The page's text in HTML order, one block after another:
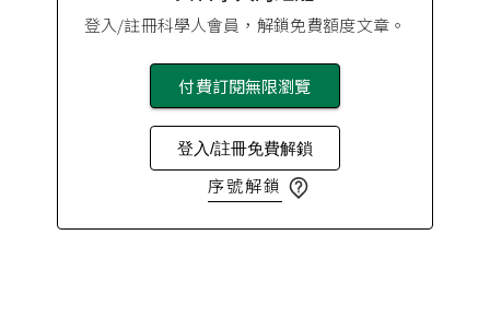
登入/註冊科學人會員，解鎖免費額度文章。
付費訂閱無限瀏覽
登入/註冊免費解鎖
序號解鎖